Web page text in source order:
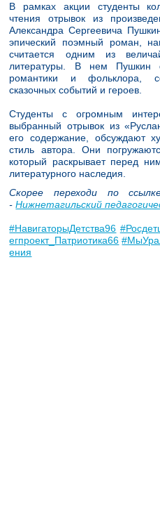
В рамках акции студенты
чтения отрывок из
Александра Сергеевича
эпический поэмный роман,
считается одним из
литературы. В нем Пушкин
романтики и фольклора,
сказочных событий и героев.
Студенты с огромным
выбранный отрывок из
его содержание, обсуждают
стиль автора. Они
который раскрывает перед
литературного наследия.
Скорее переходи по
-Нижнетагильский
#НавигаторыДетства96
егпроект_Патриотика66
ения